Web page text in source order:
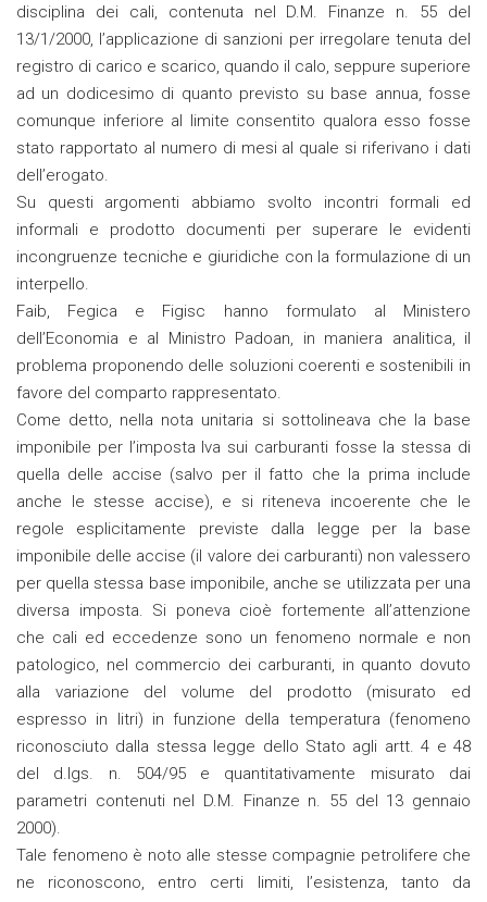
disciplina dei cali, contenuta nel D.M. Finanze n. 55 del
13/1/2000, l’applicazione di sanzioni per irregolare tenuta del
registro di carico e scarico, quando il calo, seppure superiore
ad un dodicesimo di quanto previsto su base annua, fosse
comunque inferiore al limite consentito qualora esso fosse
stato rapportato al numero di mesi al quale si riferivano i dati
dell’erogato.
Su questi argomenti abbiamo svolto incontri formali ed
informali e prodotto documenti per superare le evidenti
incongruenze tecniche e giuridiche con la formulazione di un
interpello.
Faib, Fegica e Figisc hanno formulato al Ministero
dell’Economia e al Ministro Padoan, in maniera analitica, il
problema proponendo delle soluzioni coerenti e sostenibili in
favore del comparto rappresentato.
Come detto, nella nota unitaria si sottolineava che la base
imponibile per l’imposta Iva sui carburanti fosse la stessa di
quella delle accise (salvo per il fatto che la prima include
anche le stesse accise), e si riteneva incoerente che le
regole esplicitamente previste dalla legge per la base
imponibile delle accise (il valore dei carburanti) non valessero
per quella stessa base imponibile, anche se utilizzata per una
diversa imposta. Si poneva cioè fortemente all’attenzione
che cali ed eccedenze sono un fenomeno normale e non
patologico, nel commercio dei carburanti, in quanto dovuto
alla variazione del volume del prodotto (misurato ed
espresso in litri) in funzione della temperatura (fenomeno
riconosciuto dalla stessa legge dello Stato agli artt. 4 e 48
del d.lgs. n. 504/95 e quantitativamente misurato dai
parametri contenuti nel D.M. Finanze n. 55 del 13 gennaio
2000).
Tale fenomeno è noto alle stesse compagnie petrolifere che
ne riconoscono, entro certi limiti, l’esistenza, tanto da